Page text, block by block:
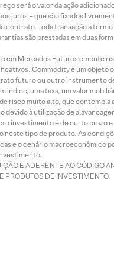
será o valor da ação
juros – que são fixados
contrato. Toda transação a
são prestadas em duas
em Mercados Futuros embute
Commodity é um objeto
futuro ou outro instrumento
índice, uma taxa, um valor
risco muito alto, que contempla
devido à utilização de
o investimento é de curto prazo
neste tipo de produto. As
e o cenário macroeconômico
É ADERENTE AO CÓDIGO
PRODUTOS DE INVESTIMENTO.